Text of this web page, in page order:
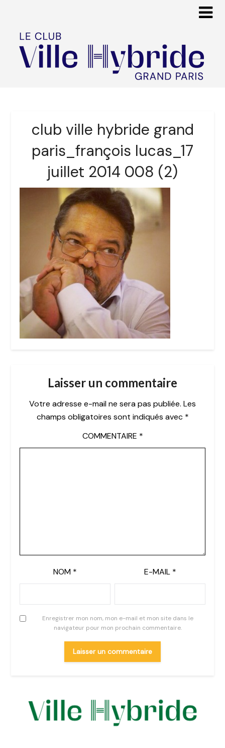
club ville hybride grand
paris_françois lucas_17
juillet 2014 008 (2)
Laisser un commentaire
Votre adresse e-mail ne sera pas publiée. Les
champs obligatoires sont indiqués avec *
COMMENTAIRE *
NOM * E-MAIL *
Enregistrer mon nom, mon e-mail et mon site dans le
navigateur pour mon prochain commentaire.